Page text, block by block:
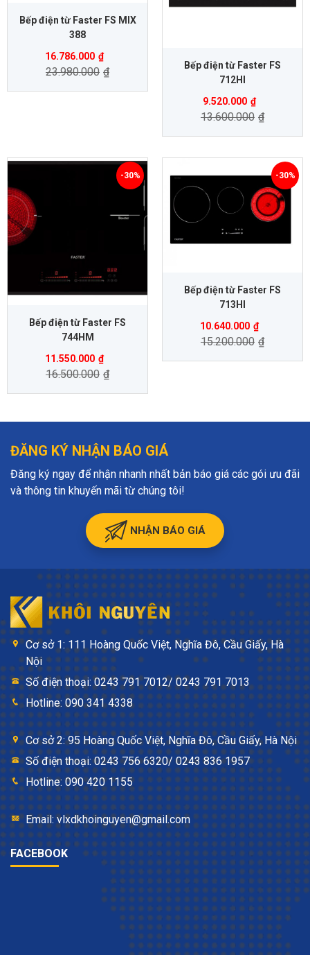
Bếp điện từ Faster FS MIX
388
16.786.000 ₫
23.980.000 ₫
Bếp điện từ Faster FS
712HI
9.520.000 ₫
13.600.000 ₫
Bếp điện từ Faster FS
744HM
11.550.000 ₫
16.500.000 ₫
-30%
Bếp điện từ Faster FS
713HI
10.640.000 ₫
15.200.000 ₫
-30%
ĐĂNG KÝ NHẬN BÁO GIÁ
Đăng ký ngay để nhận nhanh nhất bản báo giá các gói ưu đãi
và thông tin khuyến mãi từ chúng tôi!
NHẬN BÁO GIÁ
Cơ sở 1: 111 Hoàng Quốc Việt, Nghĩa Đô, Cầu Giấy, Hà
Nội
Số điện thoại: 0243 791 7012/ 0243 791 7013
Hotline: 090 341 4338
Cơ sở 2: 95 Hoàng Quốc Việt, Nghĩa Đô, Cầu Giấy, Hà Nội
Số điện thoại: 0243 756 6320/ 0243 836 1957
Hotline: 090 420 1155
Email: vlxdkhoinguyen@gmail.com
FACEBOOK